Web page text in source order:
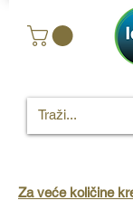
Za veće količine